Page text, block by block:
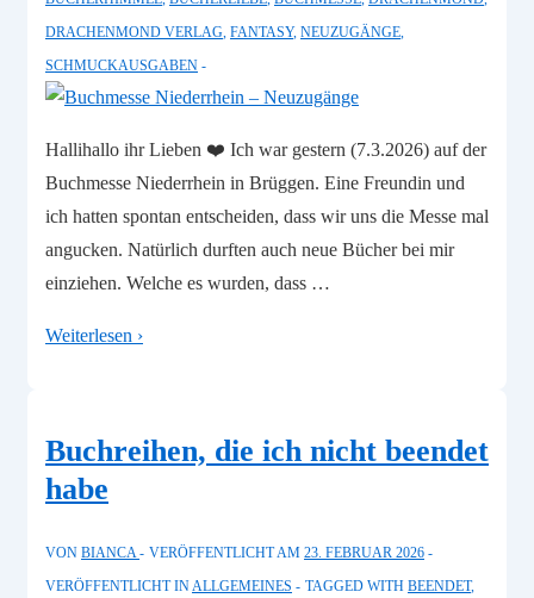
DRACHENMOND VERLAG FANTASY, NEUZUGÄNGE
SCHMUCKAUSGABEN
Hallihallo ihr Lieben ❤️ Ich war gestern (7.3.2026) auf der
Buchmesse Niederrhein in Brüggen. Eine Freundin und
ich hatten spontan entscheiden, dass wir uns die Messe mal
angucken. Natürlich durften auch neue Bücher bei mir
einziehen. Welche es wurden, dass …
Buchmesse
Weiterlesen ›
Buchreihen, die ich nicht beendet
habe
VON BIANCA VERÖFFENTLICHT AM 23. FEBRUAR 2026
VERÖFFENTLICHT IN ALLGEMEINES TAGGED WITH BEENDET,